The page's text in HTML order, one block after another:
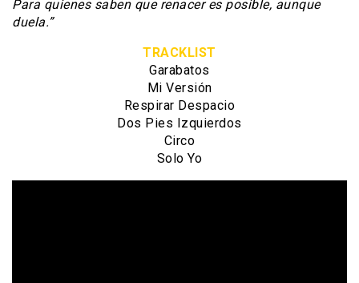
Para quienes saben que renacer es posible, aunque
duela.”
TRACKLIST
Garabatos
Mi Versión
Respirar Despacio
Dos Pies Izquierdos
Circo
Solo Yo